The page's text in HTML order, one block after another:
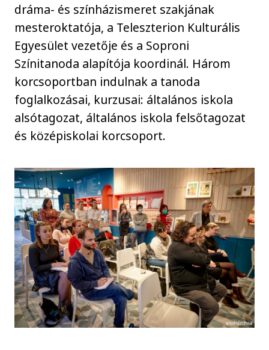
dráma- és színházismeret szakjának
mesteroktatója, a Teleszterion Kulturális
Egyesület vezetője és a Soproni
Színitanoda alapítója koordinál. Három
korcsoportban indulnak a tanoda
foglalkozásai, kurzusai: általános iskola
alsótagozat, általános iskola felsőtagozat
és középiskolai korcsoport.